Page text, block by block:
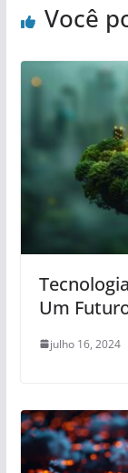
Você
Um
julho 16, 2024